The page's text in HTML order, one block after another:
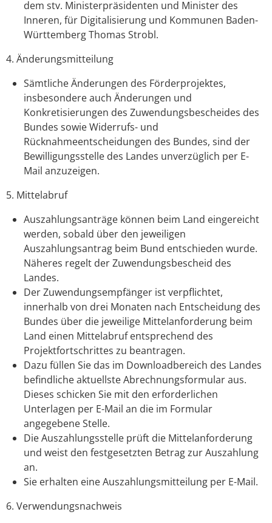
dem stv. Ministerpräsidenten und Minister des
Inneren, für Digitalisierung und Kommunen Baden-
Württemberg Thomas Strobl.
4. Änderungsmitteilung
Sämtliche Änderungen des Förderprojektes,
insbesondere auch Änderungen und
Konkretisierungen des Zuwendungsbescheides des
Bundes sowie Widerrufs- und
Rücknahmeentscheidungen des Bundes, sind der
Bewilligungsstelle des Landes unverzüglich per E-
Mail anzuzeigen.
5. Mittelabruf
Auszahlungsanträge können beim Land eingereicht
werden, sobald über den jeweiligen
Auszahlungsantrag beim Bund entschieden wurde.
Näheres regelt der Zuwendungsbescheid des
Landes.
Der Zuwendungsempfänger ist verpflichtet,
innerhalb von drei Monaten nach Entscheidung des
Bundes über die jeweilige Mittelanforderung beim
Land einen Mittelabruf entsprechend des
Projektfortschrittes zu beantragen.
Dazu füllen Sie das im Downloadbereich des Landes
befindliche aktuellste Abrechnungsformular aus.
Dieses schicken Sie mit den erforderlichen
Unterlagen per E-Mail an die im Formular
angegebene Stelle.
Die Auszahlungsstelle prüft die Mittelanforderung
und weist den festgesetzten Betrag zur Auszahlung
an.
Sie erhalten eine Auszahlungsmitteilung per E-Mail.
6. Verwendungsnachweis